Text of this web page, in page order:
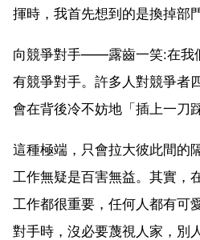
揮時，我首先想到的是換掉部
向競爭對手——露齒一笑:在我
有競爭對手。許多人對競爭者
會在背後冷不妨地「插上一刀
這種極端，只會拉大彼此間的
工作無疑是百害無益。其實，
工作都很重要，任何人都有可
對手時，沒必要蔑視人家，別